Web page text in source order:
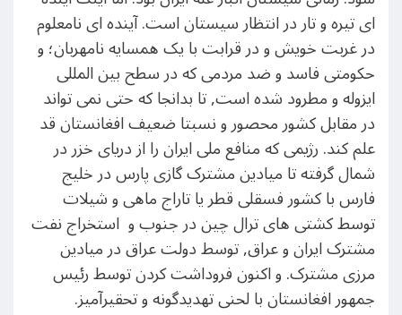
ای تیره و تار در انتظار سیستان است. آینده ای نامعلوم
در غربت خویش و در قرابت با یک همسایه نامهربان؛ و
حکومتی فاسد و ضد مردمی که در سطح بین المللی
ایزوله و مطرود شده است, تا بدانجا که حتی نمی تواند
در مقابل کشور محصور و نسبتا ضعیف افغانستان قد
علم کند. رژیمی که منافع ملی ایران را از دریای خزر در
شمال گرفته تا میادین مشترک گازی پارس در خلیج
فارس با کشور فسقلی قطر یا تاراج ماهی و شیلات
توسط کشتی های ترال چین در جنوب و استخراج نفت
مشترک ایران و عراق, توسط دولت عراق در میادین
مرزی مشترک. و اکنون فروداشت کردن توسط رئیس
جمهور افغانستان با لحنی تهدیدگونه و تحقیرآمیز.